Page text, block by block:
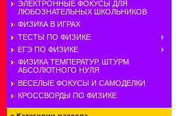
ЭЛЕКТРОННЫЕ ФОКУСЫ ДЛЯ
ЛЮБОЗНАТЕЛЬНЫХ ШКОЛЬНИКОВ
ФИЗИКА В ИГРАХ
ТЕСТЫ ПО ФИЗИКЕ
ЕГЭ ПО ФИЗИКЕ
ФИЗИКА ТЕМПЕРАТУР. ШТУРМ
АБСОЛЮТНОГО НУЛЯ
ВЕСЕЛЫЕ ФОКУСЫ И САМОДЕЛКИ
КРОССВОРДЫ ПО ФИЗИКЕ